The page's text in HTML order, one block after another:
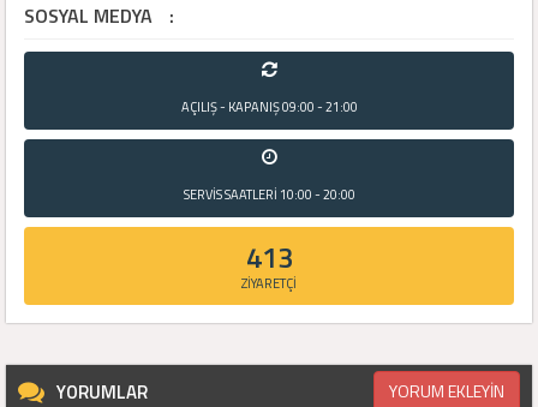
SOSYAL MEDYA :
AÇILIŞ - KAPANIŞ09:00 - 21:00
SERVİS SAATLERİ 10:00 - 20:00
413
ZİYARETÇİ
YORUMLAR YORUM EKLEYİN